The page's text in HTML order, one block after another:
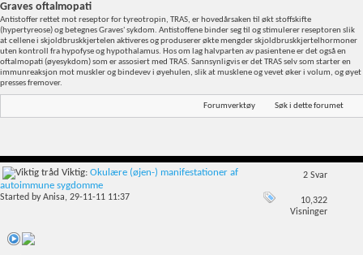
Graves oftalmopati
Antistoffer rettet mot reseptor for tyreotropin, TRAS, er hovedårsaken til økt stoffskifte
(hypertyreose) og betegnes Graves' sykdom. Antistoffene binder seg til og stimulerer reseptoren slik
at cellene i skjoldbruskkjertelen aktiveres og produserer økte mengder skjoldbruskkjertelhormoner
uten kontroll fra hypofyse og hypothalamus. Hos om lag halvparten av pasientene er det også en
oftalmopati (øyesykdom) som er assosiert med TRAS. Sannsynligvis er det TRAS selv som starter en
immunreaksjon mot muskler og bindevev i øyehulen, slik at musklene og vevet øker i volum, og øyet
presses fremover.
Forumverktøy Søk i dette forumet
Viktig: Okulære (øjen-) manifestationer af
autoimmune sygdomme
Started byAnisa, 29-11-11 11:37
2 Svar
10,322
Visninger